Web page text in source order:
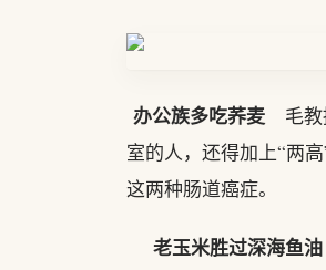
办公族多吃荞麦 毛教
室的人，还得加上“两
这两种肠道癌症。
老玉米胜过深海鱼油